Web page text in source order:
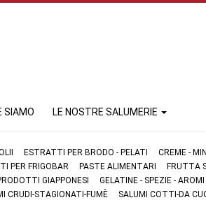
SIAMO LE NOSTRE SALUMERIE
ESTRATTI PER BRODO - PELATI
CREME -
PER FRIGOBAR PASTE ALIMENTARI
FRUTTA
GIAPPONESI
GELATINE - SPEZIE - AROMI
CRUDI-STAGIONATI-FUMÈ
SALUMI COTTI-DA